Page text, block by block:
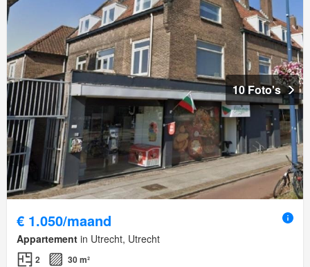
10 Foto's
€ 1.050/maand
Appartement in Utrecht, Utrecht
2 30 m²